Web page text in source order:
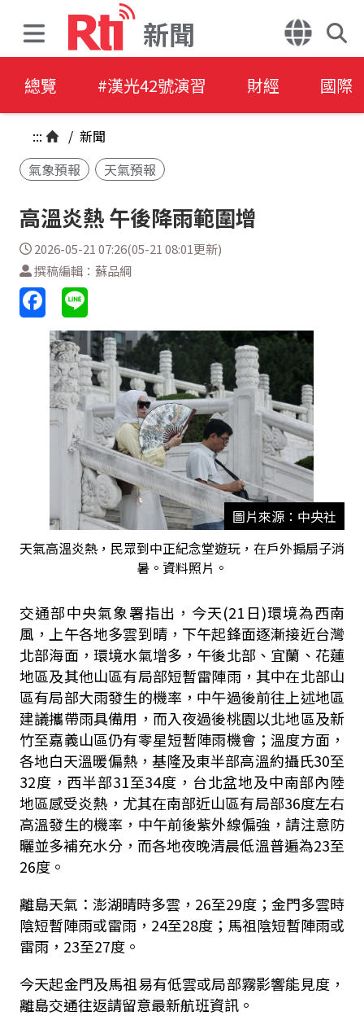
新聞
總覽 #漢光42號演習 財經 國際
::: / 新聞
氣象預報
天氣預報
高溫炎熱 午後降雨範圍增
2026-05-21 07:26(05-21 08:01更新)
撰稿編輯：蘇品綱
圖片來源：中央社
天氣高溫炎熱，民眾到中正紀念堂遊玩，在戶外搧扇子消
暑。資料照片。
交通部中央氣象署指出，今天(21日)環境為西南
風，上午各地多雲到晴，下午起鋒面逐漸接近台灣
北部海面，環境水氣增多，午後北部、宜蘭、花蓮
地區及其他山區有局部短暫雷陣雨，其中在北部山
區有局部大雨發生的機率，中午過後前往上述地區
建議攜帶雨具備用，而入夜過後桃園以北地區及新
竹至嘉義山區仍有零星短暫陣雨機會；溫度方面，
各地白天溫暖偏熱，基隆及東半部高溫約攝氏30至
32度，西半部31至34度，台北盆地及中南部內陸
地區感受炎熱，尤其在南部近山區有局部36度左右
高溫發生的機率，中午前後紫外線偏強，請注意防
曬並多補充水分，而各地夜晚清晨低溫普遍為23至
26度。
離島天氣：澎湖晴時多雲，26至29度；金門多雲時
陰短暫陣雨或雷雨，24至28度；馬祖陰短暫陣雨或
雷雨，23至27度。
今天起金門及馬祖易有低雲或局部霧影響能見度，
離島交通往返請留意最新航班資訊。